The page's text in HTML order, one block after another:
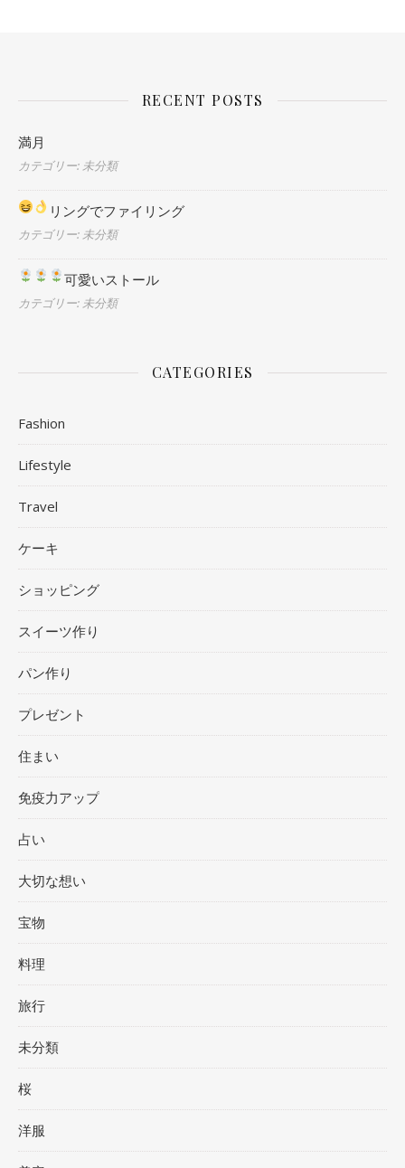
RECENT POSTS
満月
カテゴリー: 未分類
リングでファイリング
カテゴリー: 未分類
可愛いストール
カテゴリー: 未分類
CATEGORIES
Fashion
Lifestyle
Travel
ケーキ
ショッピング
スイーツ作り
パン作り
プレゼント
住まい
免疫力アップ
占い
大切な想い
宝物
料理
旅行
未分類
桜
洋服